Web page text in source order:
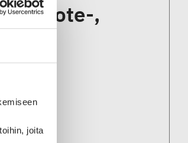
joita
tuote-,